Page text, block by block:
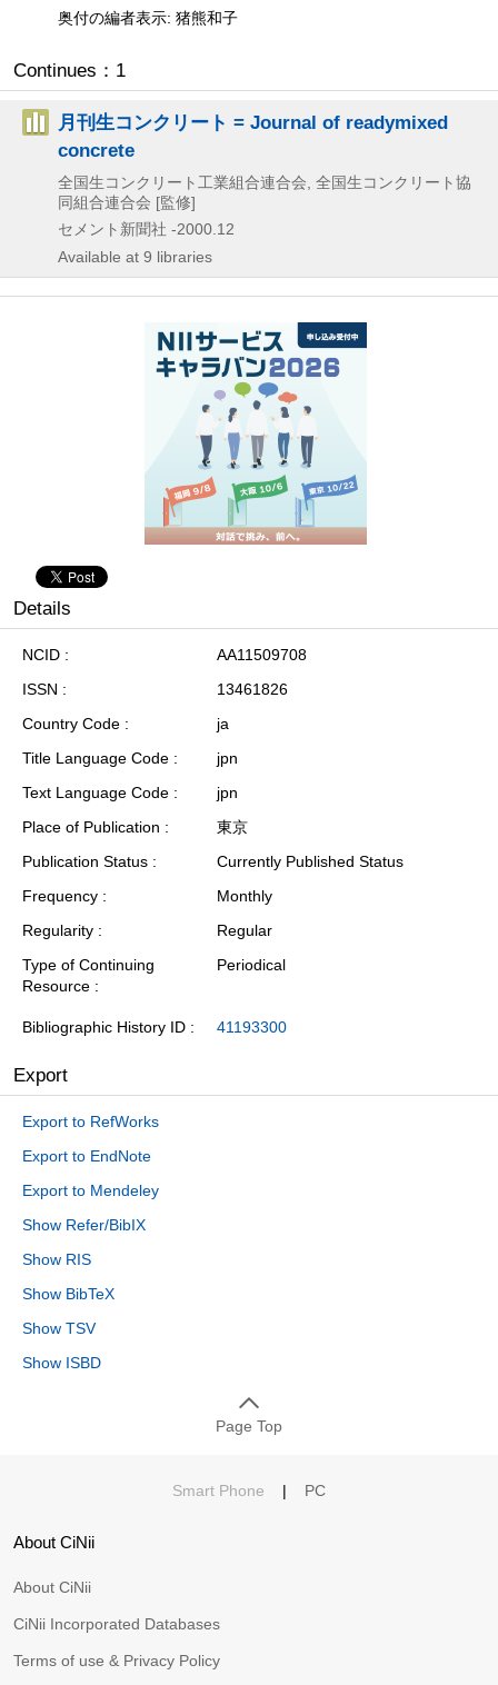
奥付の編者表示: 猪熊和子
Continues：1
月刊生コンクリート = Journal of readymixed
concrete
全国生コンクリート工業組合連合会, 全国生コンクリート協
同組合連合会 [監修]
セメント新聞社 -2000.12
Available at 9 libraries
Details
NCID
AA11509708
ISSN
13461826
Country Code
ja
Title Language Code
jpn
Text Language Code
jpn
Place of Publication
東京
Publication Status
Currently Published Status
Frequency
Monthly
Regularity
Regular
Type of Continuing
Resource
Periodical
Bibliographic History ID 41193300
Export
Export to RefWorks
Export to EndNote
Export to Mendeley
Show Refer/BibIX
Show RIS
Show BibTeX
Show TSV
Show ISBD
Page Top
Smart Phone | PC
About CiNii
About CiNii
CiNii Incorporated Databases
Terms of use & Privacy Policy